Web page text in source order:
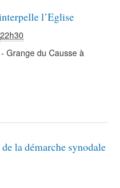
l’Eglise
22h30
Grange du Causse à
la démarche synodale